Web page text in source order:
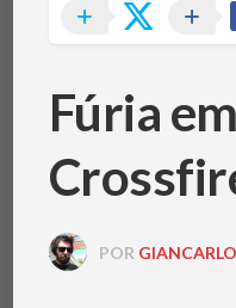
VGAS
Fúria
POR